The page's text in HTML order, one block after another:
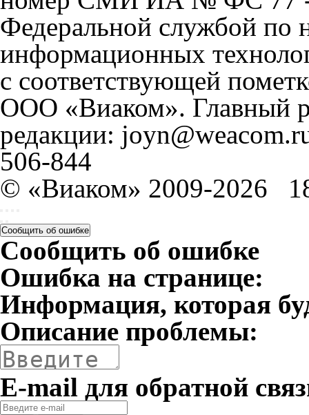
Федеральной службой по
информационных
с соответствующей
ООО «Виаком». Главный
редакции:
506-844
© «Виаком» 2009-2026
Сообщить об ошибке
Сообщить об ошибке
Ошибка на странице:
Информация, которая
Описание проблемы:
E-mail для обратной